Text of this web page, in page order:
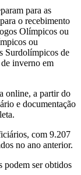
para as
o recebimento
Olímpicos ou
ou
Surdolímpicos de
inverno em
online, a partir do
e documentação
com 9.207
no ano anterior.
podem ser obtidos